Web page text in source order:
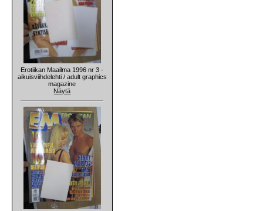
Erotiikan Maailma 1996 nr 3 -
aikuisviihdelehti / adult graphics
magazine
Näytä